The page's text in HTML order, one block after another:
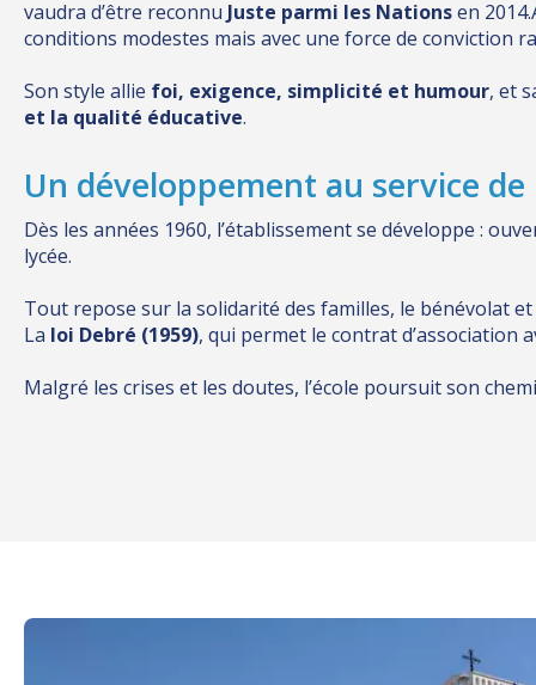
vaudra d’être reconnu Juste parmi les Nationsen
conditions modestes mais avec une force de conviction
Son style allie foi, exigence, simplicité et humour, et
et la qualité éducative.
Un développement au service
Dès les années 1960, l’établissement se développe :
lycée.
Tout repose sur la solidarité des familles, le bénévolat
La loi Debré (1959), qui permet le contrat d’association
Malgré les crises et les doutes, l’école poursuit son